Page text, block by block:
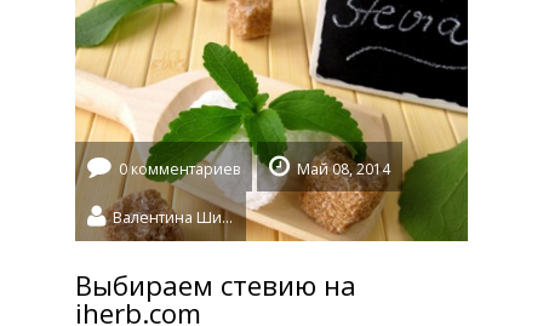
0 комментариев Май 08, 2014
Валентина Шидловская
Выбираем стевию на
iherb.com